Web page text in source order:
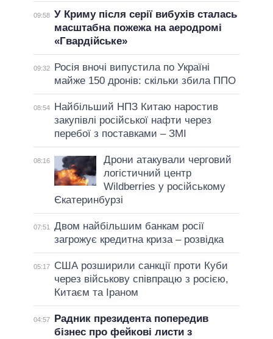
09:58 У Криму після серії вибухів сталась
масштабна пожежа на аеродромі
«Гвардійське»
09:32
Росія вночі випустила по Україні
майже 150 дронів: скільки збила ППО
08:54
Найбільший НПЗ Китаю наростив
закупівлі російської нафти через
перебої з поставками – ЗМІ
08:16
Дрони атакували черговий
логістичний центр
Wildberries у російському
Єкатеринбурзі
07:51 Двом найбільшим банкам росії
загрожує кредитна криза – розвідка
05:17
США розширили санкції проти Куби
через військову співпрацю з росією,
Китаєм та Іраном
04:57
Радник президента попередив
бізнес про фейкові листи з